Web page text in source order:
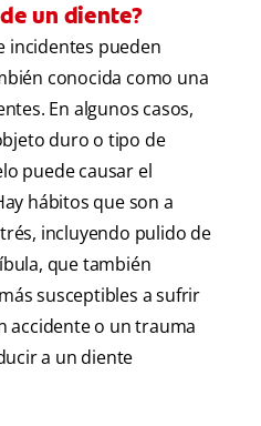
un diente?
incidentes pueden
conocida como una
En algunos casos,
duro o tipo de
puede causar el
hábitos que son a
incluyendo pulido de
que también
susceptibles a sufrir
accidente o un trauma
a un diente